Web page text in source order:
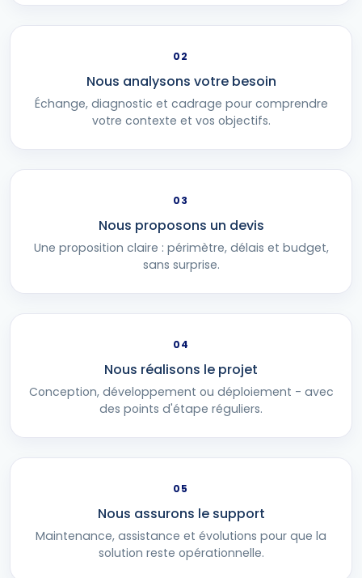
02
Nous analysons votre besoin
Échange, diagnostic et cadrage pour comprendre
votre contexte et vos objectifs.
03
Nous proposons un devis
Une proposition claire : périmètre, délais et budget,
sans surprise.
04
Nous réalisons le projet
Conception, développement ou déploiement - avec
des points d'étape réguliers.
05
Nous assurons le support
Maintenance, assistance et évolutions pour que la
solution reste opérationnelle.